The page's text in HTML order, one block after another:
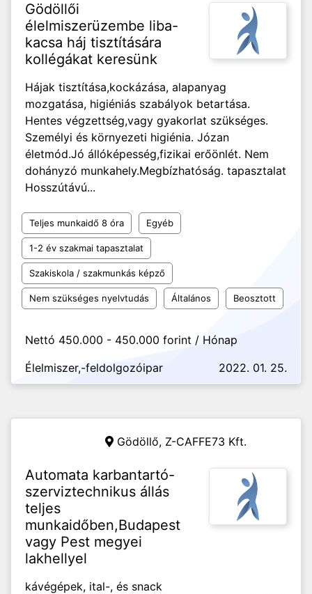
Gödöllői
élelmiszerüzembe liba-
kacsa háj tisztítására
kollégákat keresünk
Hájak tisztítása,kockázása, alapanyag
mozgatása, higiéniás szabályok betartása.
Hentes végzettség,vagy gyakorlat szükséges.
Személyi és környezeti higiénia. Józan
életmód.Jó állóképesség,fizikai erőönlét. Nem
dohányzó munkahely.Megbízhatóság. tapasztalat
Hosszútávú...
Teljes munkaidő 8 óra Egyéb
1-2 év szakmai tapasztalat
Szakiskola / szakmunkás képző
Nem szükséges nyelvtudás Általános Beosztott
Nettó 450.000 - 450.000 forint / Hónap
Élelmiszer,-feldolgozóipar
2022. 01. 25.
Gödöllő, Z-CAFFE73 Kft.
Automata karbantartó-
szerviztechnikus állás
teljes
munkaidőben,Budapest
vagy Pest megyei
lakhellyel
kávégépek, ital-, és snack